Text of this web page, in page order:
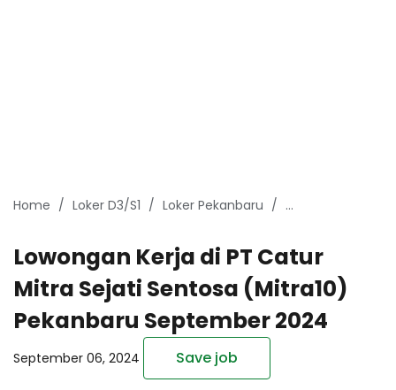
Home Loker D3/S1 Loker Pekanbaru Lowongan Kerja
Lowongan Kerja di PT Catur
Mitra Sejati Sentosa (Mitra10)
Pekanbaru September 2024
September 06, 2024 Save job